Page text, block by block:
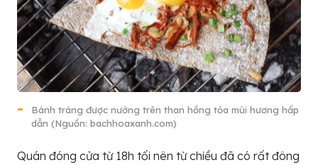
Bánh tráng được nướng trên than hồng tỏa mùi hương hấp
dẫn (Nguồn: bachhoaxanh.com)
Quán đóng cửa từ 18h tối nên từ chiều đã có rất đông